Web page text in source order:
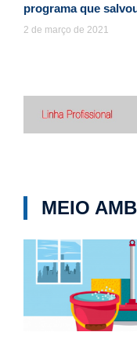
programa que
2 de março de 2021
MEIO